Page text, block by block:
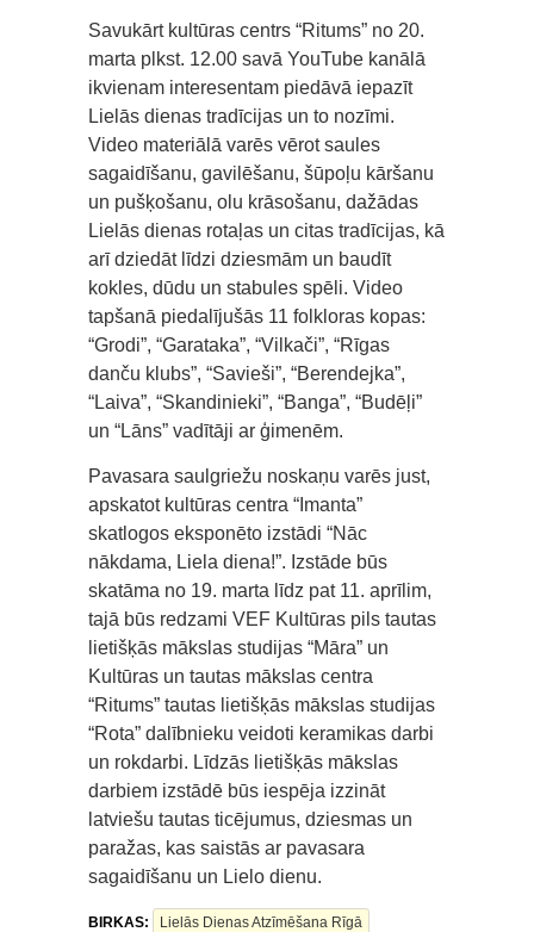
Savukārt kultūras centrs “Ritums” no 20.
marta plkst. 12.00 savā YouTube kanālā
ikvienam interesentam piedāvā iepazīt
Lielās dienas tradīcijas un to nozīmi.
Video materiālā varēs vērot saules
sagaidīšanu, gavilēšanu, šūpoļu kāršanu
un pušķošanu, olu krāsošanu, dažādas
Lielās dienas rotaļas un citas tradīcijas, kā
arī dziedāt līdzi dziesmām un baudīt
kokles, dūdu un stabules spēli. Video
tapšanā piedalījušās 11 folkloras kopas:
“Grodi”, “Garataka”, “Vilkači”, “Rīgas
danču klubs”, “Savieši”, “Berendejka”,
“Laiva”, “Skandinieki”, “Banga”, “Budēļi”
un “Lāns” vadītāji ar ģimenēm.
Pavasara saulgriežu noskaņu varēs just,
apskatot kultūras centra “Imanta”
skatlogos eksponēto izstādi “Nāc
nākdama, Liela diena!”. Izstāde būs
skatāma no 19. marta līdz pat 11. aprīlim,
tajā būs redzami VEF Kultūras pils tautas
lietišķās mākslas studijas “Māra” un
Kultūras un tautas mākslas centra
“Ritums” tautas lietišķās mākslas studijas
“Rota” dalībnieku veidoti keramikas darbi
un rokdarbi. Līdzās lietišķās mākslas
darbiem izstādē būs iespēja izzināt
latviešu tautas ticējumus, dziesmas un
paražas, kas saistās ar pavasara
sagaidīšanu un Lielo dienu.
BIRKAS: Lielās Dienas Atzīmēšana Rīgā